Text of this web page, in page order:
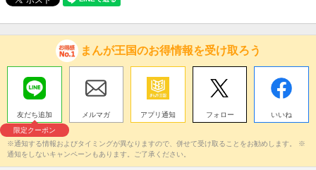
まんが王国のお得情報を受け取ろう
友だち追加
限定クーポン
メルマガ アプリ通知 フォロー いいね
※通知する情報およびタイミングが異なりますので、併せて受け取ることをお勧めします。 ※
通知をしないキャンペーンもあります。ご了承ください。